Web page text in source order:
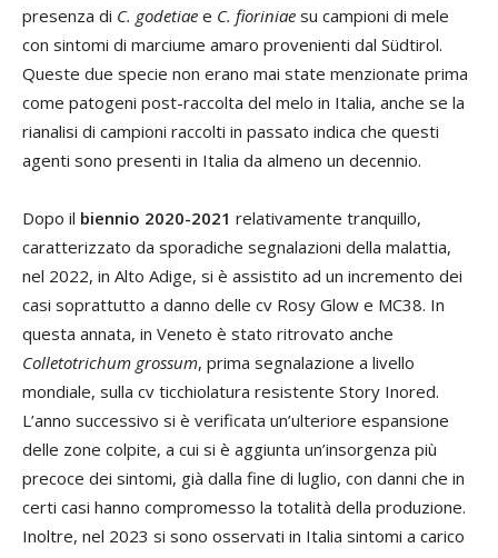
presenza di C. godetiae e C. fioriniae su campioni di mele
con sintomi di marciume amaro provenienti dal Südtirol.
Queste due specie non erano mai state menzionate prima
come patogeni post-raccolta del melo in Italia, anche se la
rianalisi di campioni raccolti in passato indica che questi
agenti sono presenti in Italia da almeno un decennio.
Dopo il biennio 2020-2021 relativamente tranquillo,
caratterizzato da sporadiche segnalazioni della malattia,
nel 2022, in Alto Adige, si è assistito ad un incremento dei
casi soprattutto a danno delle cv Rosy Glow e MC38. In
questa annata, in Veneto è stato ritrovato anche
Colletotrichum grossum, prima segnalazione a livello
mondiale, sulla cv ticchiolatura resistente Story Inored.
L’anno successivo si è verificata un’ulteriore espansione
delle zone colpite, a cui si è aggiunta un’insorgenza più
precoce dei sintomi, già dalla fine di luglio, con danni che in
certi casi hanno compromesso la totalità della produzione.
Inoltre, nel 2023 si sono osservati in Italia sintomi a carico